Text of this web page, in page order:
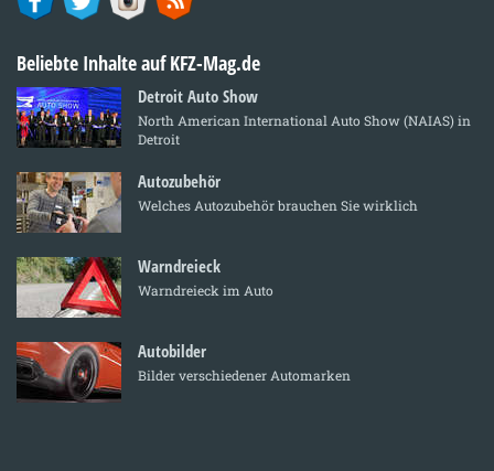
Beliebte Inhalte auf KFZ-Mag.de
Detroit Auto Show
North American International Auto Show (NAIAS) in
Detroit
Autozubehör
Welches Autozubehör brauchen Sie wirklich
Warndreieck
Warndreieck im Auto
Autobilder
Bilder verschiedener Automarken